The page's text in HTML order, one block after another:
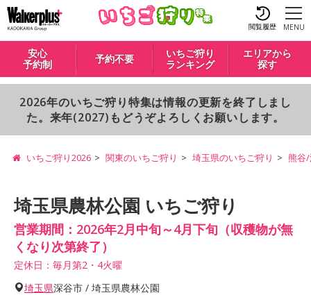
閲覧履歴 MENU
安心
予約制
予約不要
いちご狩り
ランキング
エリアから
探す
2026年のいちご狩り特集は情報の更新を終了しまし
た。来年(2027)もどうぞよろしくお願いします。
いちご狩り2026 関東のいちご狩り 埼玉県のいちご狩り 熊谷
埼玉県農林公園 いちご狩り
営業期間：2026年2月中旬～4月下旬（収穫物が無
くなり次第終了）
定休日：毎月第2・4火曜
埼玉県深谷市 / 埼玉県農林公園